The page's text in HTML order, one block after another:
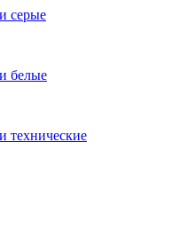
серые
белые
технические